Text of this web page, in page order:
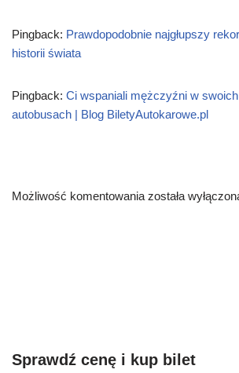
Pingback: Prawdopodobnie najgłupszy
historii świata
Pingback: Ci wspaniali mężczyźni w
autobusach | Blog BiletyAutokarowe.pl
Możliwość komentowania została
Sprawdź cenę i kup bilet